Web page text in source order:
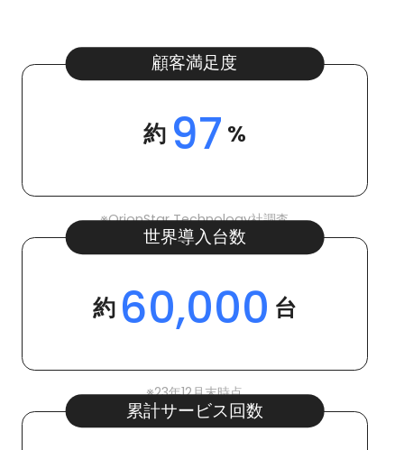
顧客満足度
約 97 %
※OrionStar Technology社調査
世界導入台数
約 60,000 台
※23年12月末時点
累計サービス回数